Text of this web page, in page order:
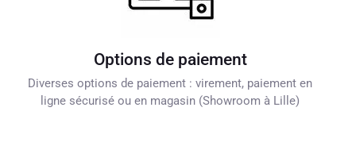
Options de paiement
Diverses options de paiement : virement, paiement en
ligne sécurisé ou en magasin (Showroom à Lille)